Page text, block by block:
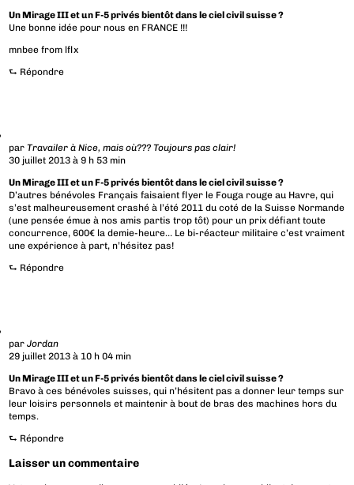
Un Mirage III et un F-5 privés bientôt dans le ciel civil suisse ?
Une bonne idée pour nous en FRANCE !!!
mnbee from lflx
⮑ Répondre
parTravailer à Nice, mais où??? Toujours pas clair!
30 juillet 2013 à 9 h 53 min
Un Mirage III et un F-5 privés bientôt dans le ciel civil suisse ?
D’autres bénévoles Français faisaient flyer le Fouga rouge au Havre, qui
s’est malheureusement crashé à l’été 2011 du coté de la Suisse Normande
(une pensée émue à nos amis partis trop tôt) pour un prix défiant toute
concurrence, 600€ la demie-heure… Le bi-réacteur militaire c’est vraiment
une expérience à part, n’hésitez pas!
⮑ Répondre
parJordan
29 juillet 2013 à 10 h 04 min
Un Mirage III et un F-5 privés bientôt dans le ciel civil suisse ?
Bravo à ces bénévoles suisses, qui n’hésitent pas a donner leur temps sur
leur loisirs personnels et maintenir à bout de bras des machines hors du
temps.
⮑ Répondre
Laisser un commentaire